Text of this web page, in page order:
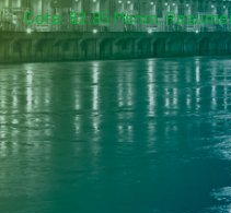
Cota: 82.85 Msnm.